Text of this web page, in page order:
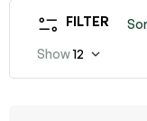
FILTER
Show12